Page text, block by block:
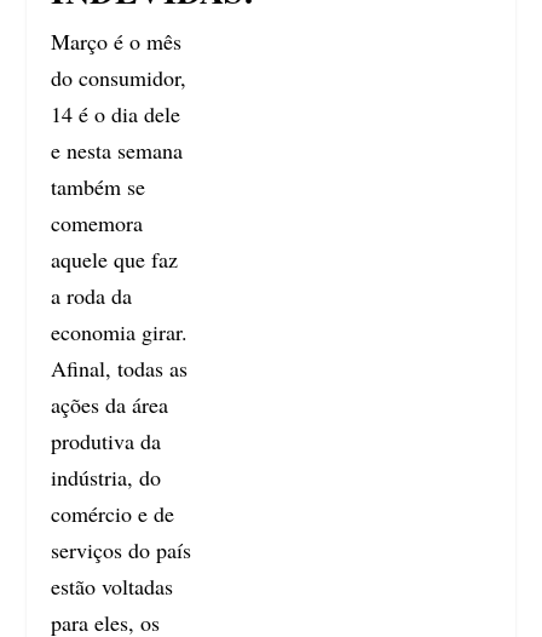
Março é o mês
do consumidor,
14 é o dia dele
e nesta semana
também se
comemora
aquele que faz
a roda da
economia girar.
Afinal, todas as
ações da área
produtiva da
indústria, do
comércio e de
serviços do país
estão voltadas
para eles, os